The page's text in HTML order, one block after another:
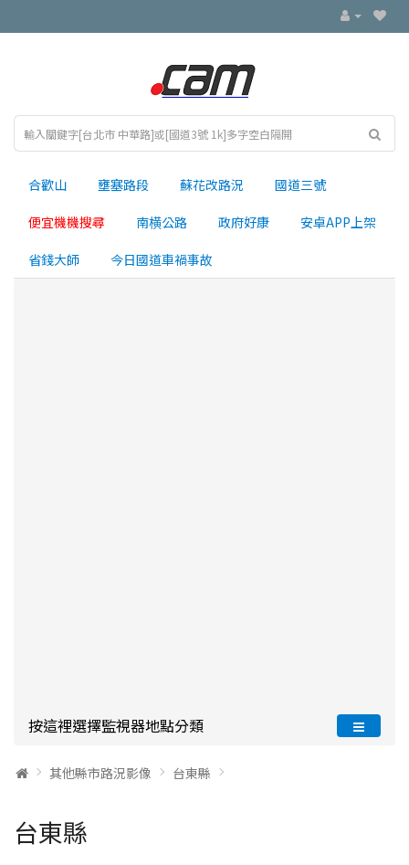
合歡山 壅塞路段 蘇花改路況 國道三號
便宜機機搜尋 南横公路 政府好康 安卓APP上架
省錢大師 今日國道車禍事故
按這裡選擇監視器地點分類
其他縣市路況影像 台東縣
台東縣